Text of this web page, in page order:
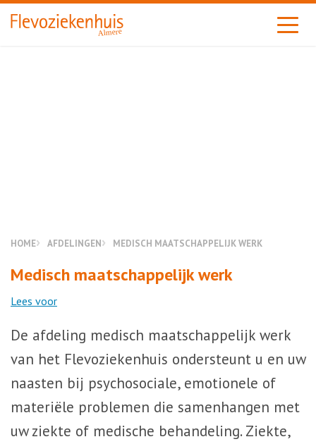
Almere
HOME AFDELINGEN MEDISCH MAATSCHAPPELIJK WERK
Medisch maatschappelijk werk
Lees voor
De afdeling medisch maatschappelijk werk
van het Flevoziekenhuis ondersteunt u en uw
naasten bij psychosociale, emotionele of
materiële problemen die samenhangen met
uw ziekte of medische behandeling. Ziekte,